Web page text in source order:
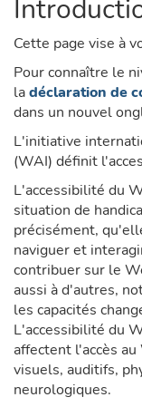
Cette page vise à
Pour connaître le
ladéclaration de
dans un nouvel
L'initiative
(WAI) définit
L'accessibilité du
situation de
précisément,
naviguer et
contribuer sur le
aussi à d'autres,
les capacités
L'accessibilité du
affectent l'accès
visuels, auditifs,
neurologiques.